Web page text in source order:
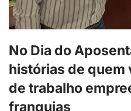
No Dia do
histórias de quem
de trabalho
franquias